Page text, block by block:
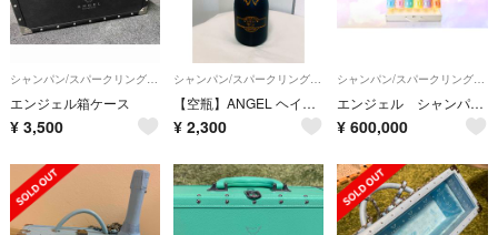
シャンパン/スパークリングワイン
エンジェル箱ケース
¥ 3,500
シャンパン/スパークリングワイン
【空瓶】ANGEL ヘイローオレンジ シャンパンボトル
¥ 2,300
シャンパン/スパークリングワイン
エンジェル シャンパン パステル アタッシュケース
¥ 600,000